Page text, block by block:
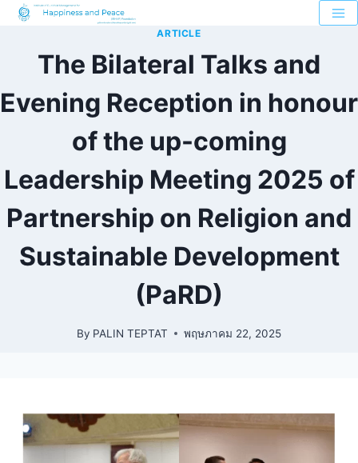
ARTICLE
The Bilateral Talks and
Evening Reception in honour
of the up-coming
Leadership Meeting 2025 of
Partnership on Religion and
Sustainable Development
(PaRD)
By PALIN TEPTAT พฤษภาคม 22, 2025